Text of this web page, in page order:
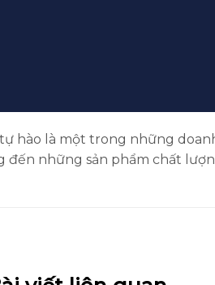
hào là một trong những
đến những sản phẩm chất